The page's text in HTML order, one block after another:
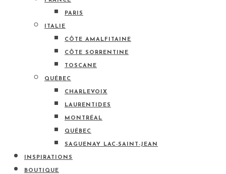
PARIS
ITALIE
CÔTE AMALFITAINE
CÔTE SORRENTINE
TOSCANE
QUÉBEC
CHARLEVOIX
LAURENTIDES
MONTRÉAL
QUÉBEC
SAGUENAY LAC-SAINT-JEAN
INSPIRATIONS
BOUTIQUE